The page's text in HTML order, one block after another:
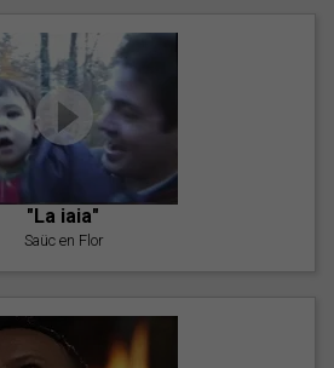
"La iaia"
Saüc en Flor